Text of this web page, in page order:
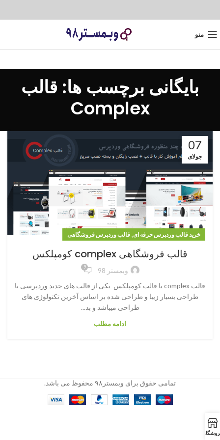
منو
بایگانی برچسب ها: قالب
Complex
07
جولای
خرید قالب وردپرس حرفه ای, قالب وردپرس فروشگاهی
قالب فروشگاهی complex کومپلکس
وبمستر 98 9
قالب complex یا قالب کومپلکس یکی از قالب های جدید وردپرسی با
طراحی بسیار زیبا و طراحی شده بر اساس آخرین تکنولوژی های
طراحی میباشد و بد...
ادامه مطلب
تمامی حقوق برای وبمستر۹۸ محفوظ می باشد.